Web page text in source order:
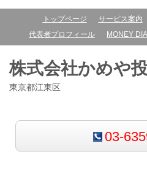
トップページ サービス案内
代表者プロフィール
MONEY
株式会社かめや
東京都江東区
03-